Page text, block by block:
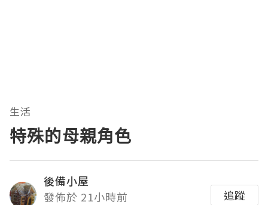
生活
特殊的母親角色
後備小屋
發佈於 21小時前
追蹤